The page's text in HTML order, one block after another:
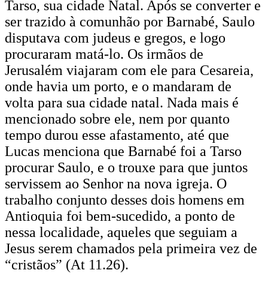
Tarso, sua cidade Natal. Após se converter e
ser trazido à comunhão por Barnabé, Saulo
disputava com judeus e gregos, e logo
procuraram matá-lo. Os irmãos de
Jerusalém viajaram com ele para Cesareia,
onde havia um porto, e o mandaram de
volta para sua cidade natal. Nada mais é
mencionado sobre ele, nem por quanto
tempo durou esse afastamento, até que
Lucas menciona que Barnabé foi a Tarso
procurar Saulo, e o trouxe para que juntos
servissem ao Senhor na nova igreja. O
trabalho conjunto desses dois homens em
Antioquia foi bem-sucedido, a ponto de
nessa localidade, aqueles que seguiam a
Jesus serem chamados pela primeira vez de
“cristãos” (At 11.26).